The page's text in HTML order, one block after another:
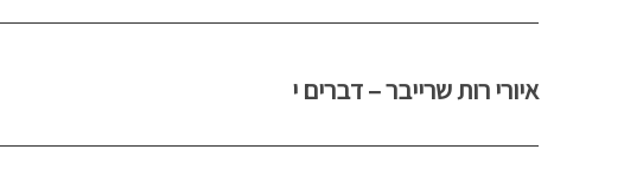
איורי רות שרייבר – דברים י